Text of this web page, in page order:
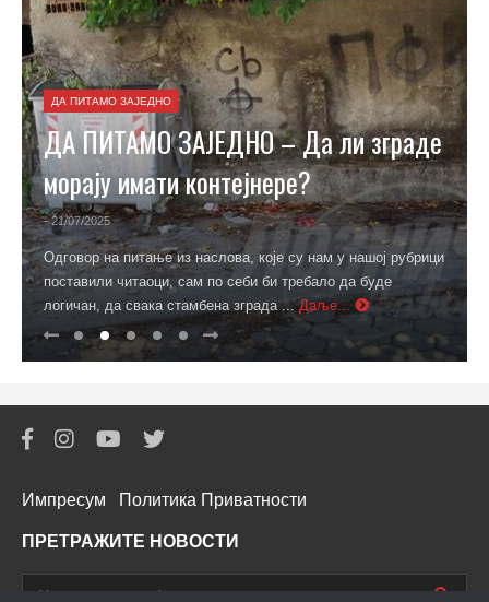
ДА ПИТАМО ЗАЈЕДНО
ДА ПИТАМО ЗАЈЕДНО – Да ли зграде
морају имати контејнере?
- 21/07/2025
Одговор на питање из наслова, које су нам у нашој рубрици
поставили читаоци, сам по себи би требало да буде
логичан, да свака стамбена зграда ... Даље...
Импресум Политика Приватности
ПРЕТРАЖИТЕ НОВОСТИ